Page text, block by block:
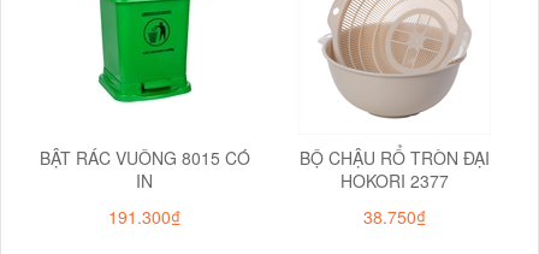
BẬT RÁC VUÔNG 8015 CÓ
IN
191.300₫
BỘ CHẬU RỔ TRÒN ĐẠI
HOKORI 2377
38.750₫